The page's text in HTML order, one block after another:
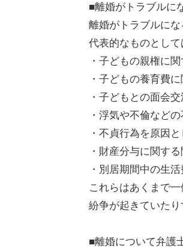
■離婚がトラブルに
離婚がトラブルにな
代表的なものとして
・子どもの親権に
・子どもの養育費
・子どもとの面会
・浮気や不倫など
・不貞行為を原因
・財産分与に関する
・別居期間中の生
これらはあくまで
紛争が起きていたり
■離婚について弁護